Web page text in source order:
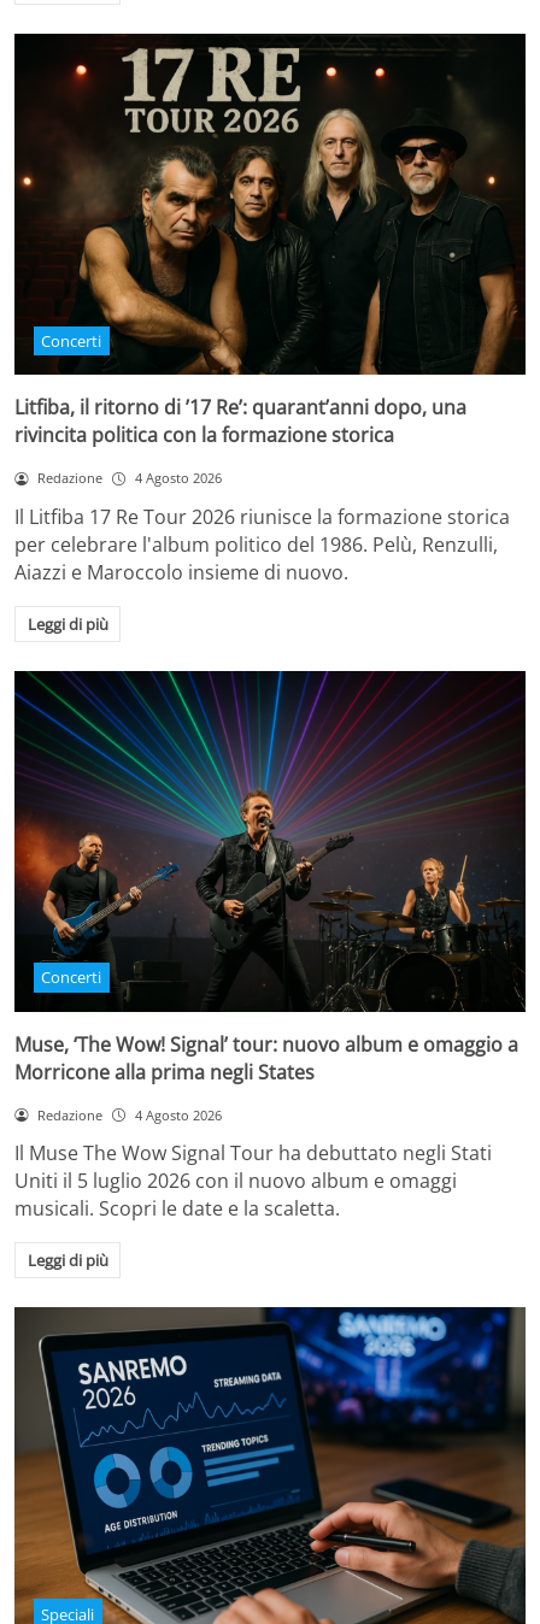
Concerti
Litfiba, il ritorno di ’17 Re’: quarant’anni dopo, una
rivincita politica con la formazione storica
Redazione 4 Agosto 2026
Il Litfiba 17 Re Tour 2026 riunisce la formazione storica
per celebrare l'album politico del 1986. Pelù, Renzulli,
Aiazzi e Maroccolo insieme di nuovo.
Leggi di più
Concerti
Muse, ‘The Wow! Signal’ tour: nuovo album e omaggio a
Morricone alla prima negli States
Redazione 4 Agosto 2026
Il Muse The Wow Signal Tour ha debuttato negli Stati
Uniti il 5 luglio 2026 con il nuovo album e omaggi
musicali. Scopri le date e la scaletta.
Leggi di più
Speciali